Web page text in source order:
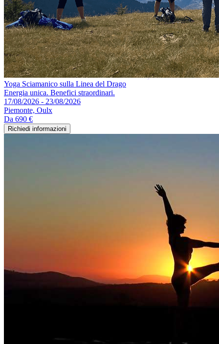
Yoga Sciamanico sulla Linea del Drago
Energia unica. Benefici straordinari.
17/08/2026 - 23/08/2026
Piemonte, Oulx
Da 690 €
Richiedi informazioni